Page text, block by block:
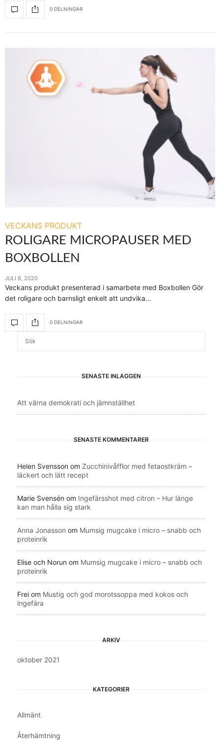
0 DELNINGAR
VECKANS PRODUKT
ROLIGARE MICROPAUSER MED
BOXBOLLEN
JULI 8, 2020
Veckans produkt presenterad i samarbete med Boxbollen Gör
det roligare och barnsligt enkelt att undvika…
0 DELNINGAR
SENASTE INLÄGGEN
Att värna demokrati och jämnställhet
SENASTE KOMMENTARER
Helen Svensson om Zucchinivåfflor med fetaostkräm –
läckert och lätt recept
Marie Svensén om Ingefärsshot med citron – Hur länge
kan man hålla sig stark
Anna Jonasson om Mumsig mugcake i micro – snabb och
proteinrik
Elise och Norun om Mumsig mugcake i micro – snabb och
proteinrik
Frei om Mustig och god morotssoppa med kokos och
ingefära
ARKIV
oktober 2021
KATEGORIER
Allmänt
Återhämtning